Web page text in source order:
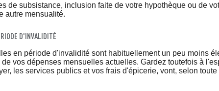
de subsistance, inclusion faite de votre hypothèque ou de
autre mensualité.
D'INVALIDITÉ
en période d'invalidité sont habituellement un peu moins
vos dépenses mensuelles actuelles. Gardez toutefois à
les services publics et vos frais d'épicerie, vont, selon